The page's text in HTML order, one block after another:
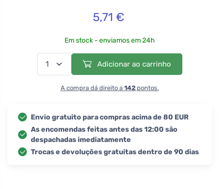
5,71 €
Em stock - enviamos em 24h
Adicionar ao carrinho
A compra dá direito a 142pontos.
Envio gratuito para compras acima de 80 EUR
As encomendas feitas antes das 12:00 são
despachadas imediatamente
Trocas e devoluções gratuitas dentro de 90 dias